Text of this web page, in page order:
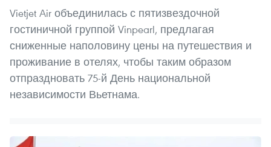
Vietjet Air объединилась с пятизвездочной
гостиничной группой Vinpearl, предлагая
сниженные наполовину цены на путешествия и
проживание в отелях, чтобы таким образом
отпраздновать 75-й День национальной
независимости Вьетнама.